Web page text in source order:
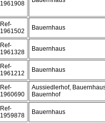
1961908
Ref-
1961502
Bauernhaus
Ref-
1961328
Bauernhaus
Ref-
1961212
Bauernhaus
Ref-
1960690
Aussiedlerhof,
Bauernhof
Ref-
1959878
Bauernhaus